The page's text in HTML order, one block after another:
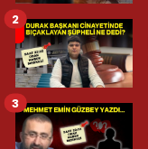
2
3